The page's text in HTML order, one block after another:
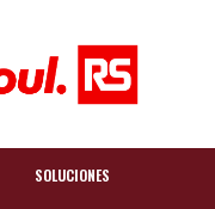
SOLUCIONES